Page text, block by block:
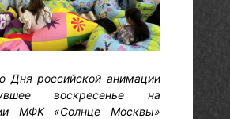
Дня российской анимации
воскресенье на
МФК «Солнце Москвы»